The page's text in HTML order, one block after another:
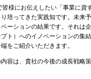
様にお伝えしたい「事業に資
培ってきた実践知です。未来
ーションの結果です。それは
ト）へのイノベーションの集
をご紹介いただきます。
容は、貴社の今後の成長戦略